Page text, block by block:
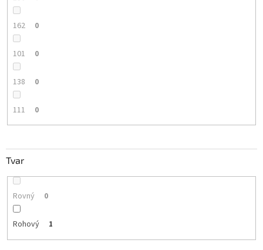
162 0
101 0
138 0
111 0
Tvar
Rovný 0
Rohový 1